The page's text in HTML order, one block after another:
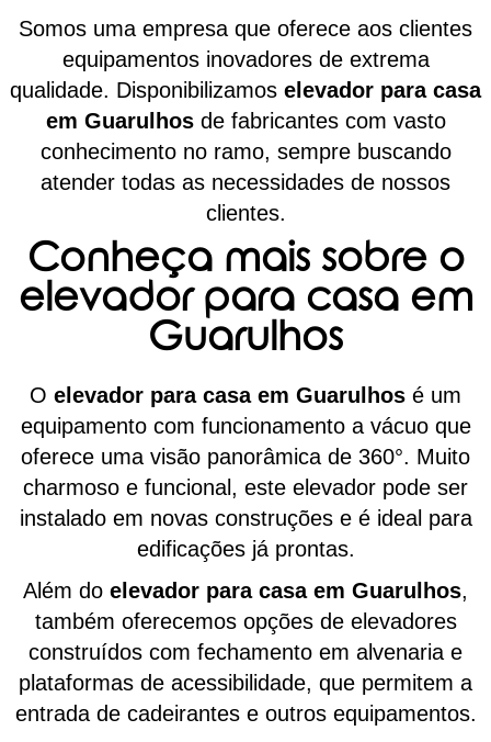
Somos uma empresa que oferece aos clientes
equipamentos inovadores de extrema
qualidade. Disponibilizamos elevador para casa
em Guarulhosde fabricantes com vasto
conhecimento no ramo, sempre buscando
atender todas as necessidades de nossos
clientes.
Conheça mais sobre o
elevador para casa em
Guarulhos
O elevador para casa em Guarulhos é um
equipamento com funcionamento a vácuo que
oferece uma visão panorâmica de 360°. Muito
charmoso e funcional, este elevador pode ser
instalado em novas construções e é ideal para
edificações já prontas.
Além do elevador para casa em Guarulhos,
também oferecemos opções de elevadores
construídos com fechamento em alvenaria e
plataformas de acessibilidade, que permitem a
entrada de cadeirantes e outros equipamentos.